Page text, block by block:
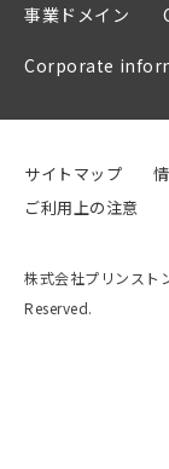
事業ドメイン
Corporate
サイトマップ
ご利用上の注意
株式会社プリンス
Reserved.